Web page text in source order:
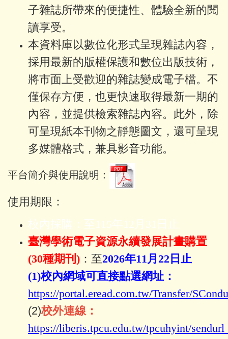
子雜誌所帶來的便捷性、 體驗全新的閱
讀享受。
本資料庫以數位化形式呈現雜誌內容，
採用最新的版權保護和數位出版技術，
將市面上受歡迎的雜誌變成電子檔。不
僅保存方便，也更快速取得最新一期的
內容，並提供檢索雜誌內容。此外，除
可呈現紙本刊物之靜態圖文，還可呈現
多媒體格式，兼具影音功能。
平台簡介與使用說明：
使用期限：
校內採購：至115年12月31日止
臺灣學術電子資源永續發展計畫購置
(30種期刊) ：至2026年11月22日止
(1)校內網域可直接點選網址：
https://portal.eread.com.tw/Transfer/
(2)校外連線：
https://liberis.tpcu.edu.tw/tpcuhyint/